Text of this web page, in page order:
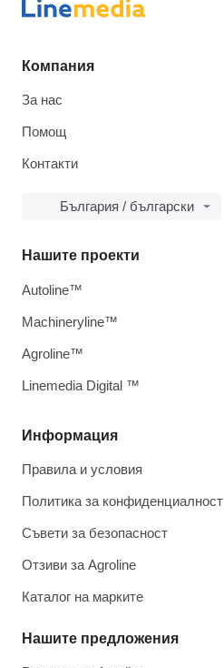
Компания
За нас
Помощ
Контакти
България / български
Информация
Правила и условия
Политика за конфиденциалност
Съвети за безопасност
Отзиви за Agroline
Каталог на марките
Нашите предложения
Нашите проекти
Autoline™
Machineryline™
Agroline™
Linemedia Digital ™